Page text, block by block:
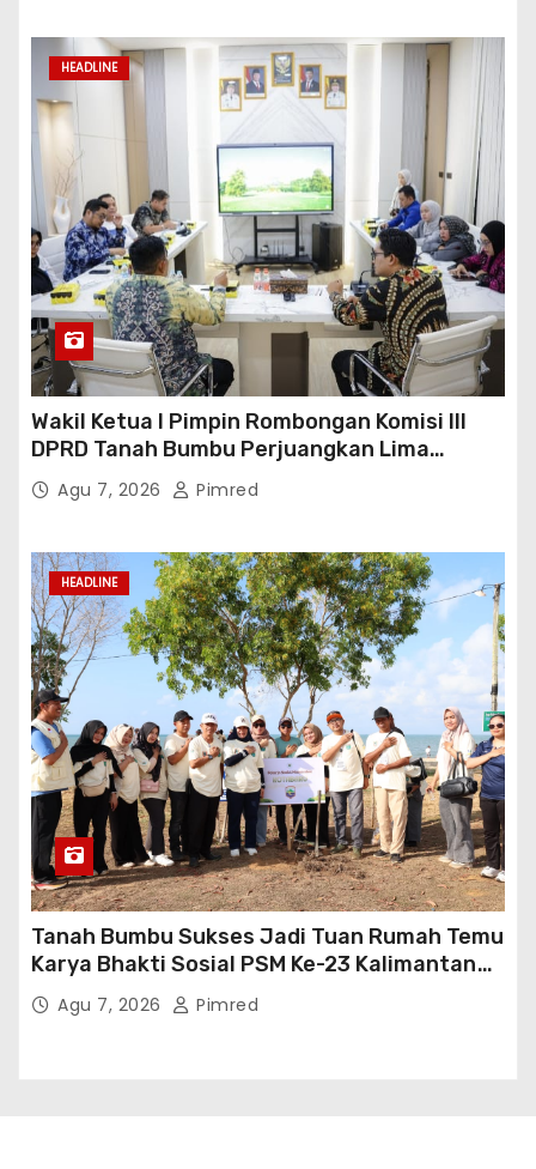
HEADLINE
Wakil Ketua I Pimpin Rombongan Komisi III
DPRD Tanah Bumbu Perjuangkan Lima
Infrastruktur Strategis
Agu 7, 2026 Pimred
HEADLINE
Tanah Bumbu Sukses Jadi Tuan Rumah Temu
Karya Bhakti Sosial PSM Ke-23 Kalimantan
Selatan
Agu 7, 2026 Pimred